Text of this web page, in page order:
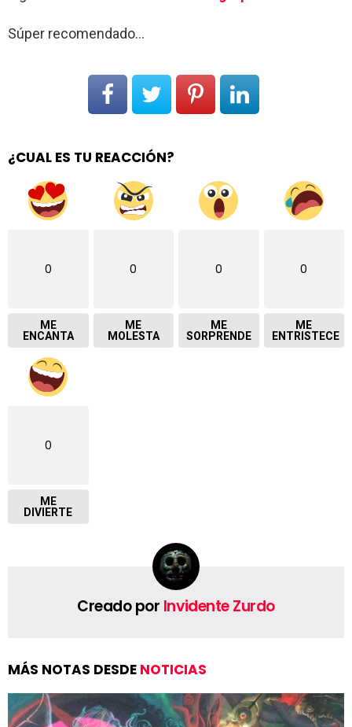
Súper recomendado…
¿CUAL ES TU REACCIÓN?
0
ME
ENCANTA
0
ME
MOLESTA
0
ME
SORPRENDE
0
ME
ENTRISTECE
0
ME
DIVIERTE
Creado por Invidente Zurdo
MÁS NOTAS DESDE NOTICIAS